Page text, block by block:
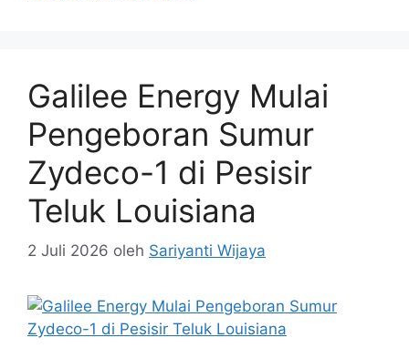
Galilee Energy Mulai
Pengeboran Sumur
Zydeco-1 di Pesisir
Teluk Louisiana
2 Juli 2026 oleh Sariyanti Wijaya